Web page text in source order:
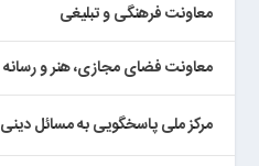
معاونت فرهنگی و تبلیغی
معاونت فضای مجازی، هنر و رسانه
مرکز ملی پاسخگویی به مسائل دینی